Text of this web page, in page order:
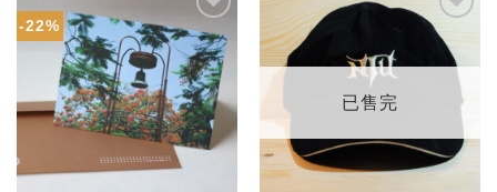
-22%
加入
「願
望輕
單」
加入
「願
望輕
單」
已售完